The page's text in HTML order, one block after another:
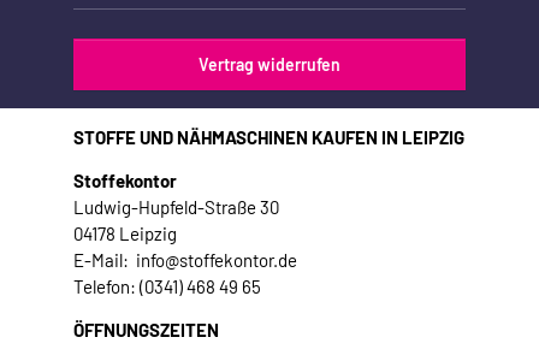
Vertrag widerrufen
STOFFE UND NÄHMASCHINEN KAUFEN IN LEIPZIG
Stoffekontor
Ludwig-Hupfeld-Straße 30
04178 Leipzig
E-Mail: info@stoffekontor.de
Telefon: (0341) 468 49 65
ÖFFNUNGSZEITEN